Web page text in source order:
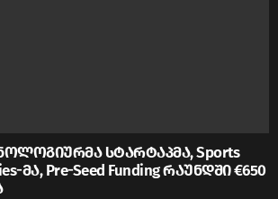
სტარტაპმა, Sports
მა, Pre-Seed Funding რაუნდში €650